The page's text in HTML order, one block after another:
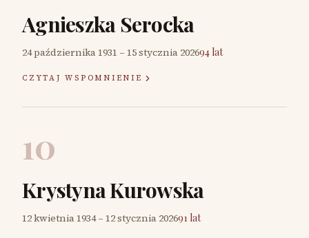
Agnieszka Serocka
24 października 1931 – 15 stycznia 202694 lat
CZYTAJ WSPOMNIENIE
10
Krystyna Kurowska
12 kwietnia 1934– 12 stycznia 202691 lat